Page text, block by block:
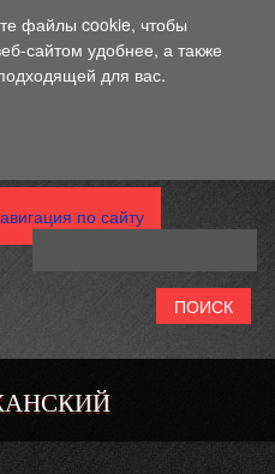
файлы cookie, чтобы
сайтом удобнее, а также
для вас.
по сайту